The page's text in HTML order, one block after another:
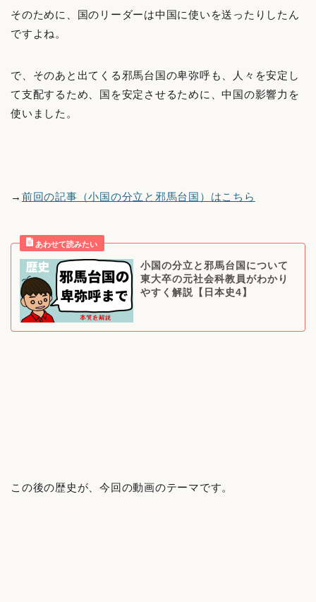
そのために、国のリーダーは中国に使いを送ったりしたん
ですよね。
で、そのあと出てくる邪馬台国の卑弥呼も、人々を安定し
て支配するため、国を安定させるために、中国の影響力を
使いました。
→ 前回の記事（小国の分立と邪馬台国）はこちら
小国の分立と邪馬台国について
東大卒の元社会科教員がわかり
やすく解説【日本史4】
この後の歴史が、今回の動画のテーマです。